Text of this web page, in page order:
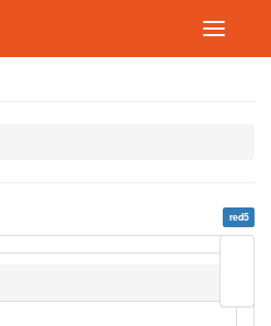
red5
page